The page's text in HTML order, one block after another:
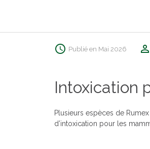
Publié en Mai 2026
Intoxication
Plusieurs espèces de
d’intoxication pour les